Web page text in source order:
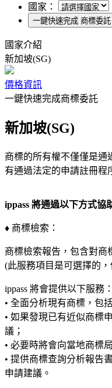
國家：
一鍵快速完成 商標委託
國家介紹
新加坡(SG)
價格資訊
一鍵快速完成商標委託
新加坡(SG)
商標的所有權不僅僅是通
有通過法定的申請註冊程
ippass 將通過以下方式協
♦ 商標檢索：
商標檢索報告，包含對商
(此服務項目是可選擇的
ippass 將會提供以下服務：
• 全面分析現有商標，包
• 如果發現已有近似商標
議；
• 必要時將會向當地商標
• 提供商標查詢分析報告
申請建議。